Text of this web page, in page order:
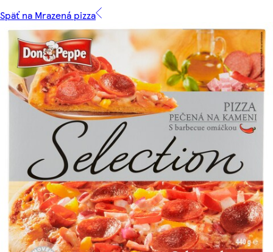
Späť na Mrazená pizza